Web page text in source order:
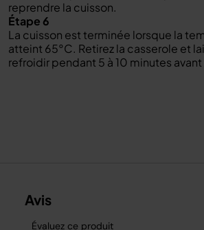
reprendre la cuisson.
Étape 6
La cuisson est terminée lorsque la
atteint 65°C. Retirez la casserole et
refroidir pendant 5 à 10 minutes avant